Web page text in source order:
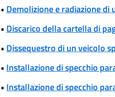
• Demolizione e radiazione
• Discarico della cartella di
• Dissequestro di un veicolo
• Installazione di specchio
• Installazione di specchio